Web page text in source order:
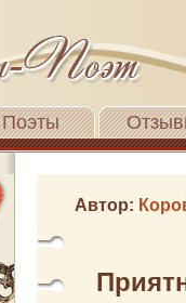
Поэты
Автор: